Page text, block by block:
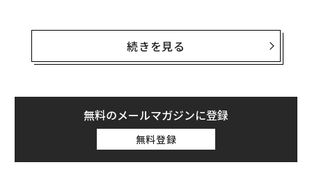
1995年10月25日にローマで開催された「第一回世界パ
スタ会議」を始まりとする「世界パスタデー
」は、1998
年より世界中で毎年この日に祝われるようになった。世
ド（食べるとほっとして元気が出るシンプルな料理）に
敬意を表する日だ。
非営利団体の国際パスタ組織は、パスタの健康的な利点
や手軽さを周知させることで、その消費を促進させる宣
続きを見る
無料のメールマガジンに登録
無料登録